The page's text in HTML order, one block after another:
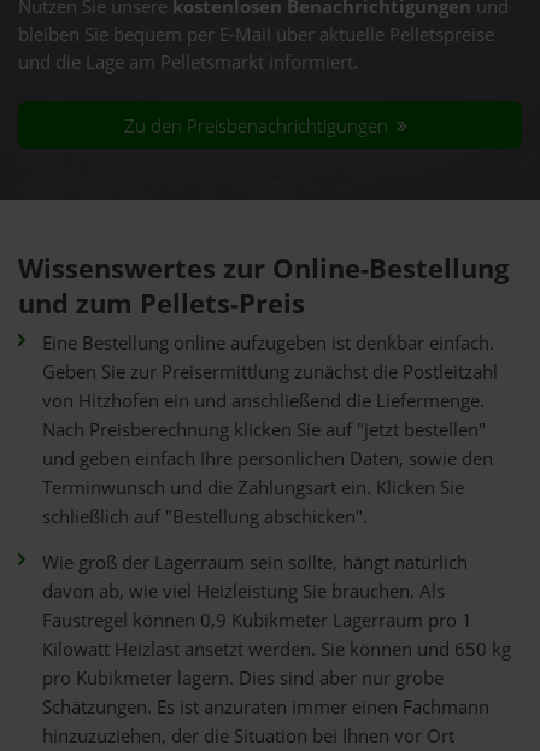
Nutzen Sie unsere kostenlosen Benachrichtigungen und
bleiben Sie bequem per E-Mail über aktuelle Pelletspreise
und die Lage am Pelletsmarkt informiert.
Zu den Preisbenachrichtigungen
Wissenswertes zur Online-Bestellung
und zum Pellets-Preis
Eine Bestellung online aufzugeben ist denkbar einfach.
Geben Sie zur Preisermittlung zunächst die Postleitzahl
von Hitzhofen ein und anschließend die Liefermenge.
Nach Preisberechnung klicken Sie auf "jetzt bestellen"
und geben einfach Ihre persönlichen Daten, sowie den
Terminwunsch und die Zahlungsart ein. Klicken Sie
schließlich auf "Bestellung abschicken".
Wie groß der Lagerraum sein sollte, hängt natürlich
davon ab, wie viel Heizleistung Sie brauchen. Als
Faustregel können 0,9 Kubikmeter Lagerraum pro 1
Kilowatt Heizlast ansetzt werden. Sie können und 650 kg
pro Kubikmeter lagern. Dies sind aber nur grobe
Schätzungen. Es ist anzuraten immer einen Fachmann
hinzuzuziehen, der die Situation bei Ihnen vor Ort